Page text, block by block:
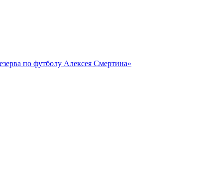
по футболу Алексея Смертина»